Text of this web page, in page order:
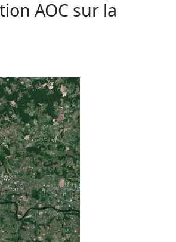
AOC sur la